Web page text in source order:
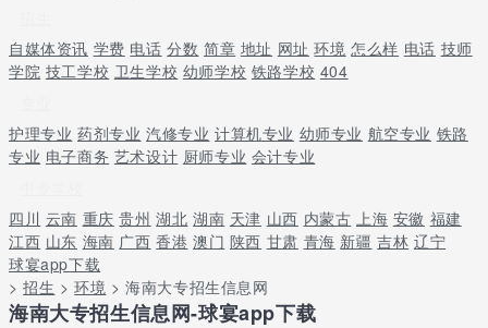
自媒体资讯 学费 电话 分数 简章 地址 网址 环境 怎么样 电话 技师
学院 技工学校 卫生学校 幼师学校 铁路学校 404
护理专业 药剂专业 汽修专业 计算机专业 幼师专业 航空专业 铁路
专业 电子商务 艺术设计 厨师专业 会计专业
四川 云南 重庆 贵州 湖北 湖南 天津 山西 内蒙古 上海 安徽 福建
江西 山东 海南 广西 香港 澳门 陕西 甘肃 青海 新疆 吉林 辽宁
球宴app下载
>招生 >环境 > 海南大专招生信息网
海南大专招生信息网-球宴app下载